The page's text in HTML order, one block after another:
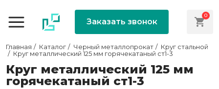
Заказать звонок
0
Главная Каталог Черный металлопрокат
Круг стальной
Круг металлический 125 мм горячекатаный ст1-3
Круг металлический 125 мм
горячекатаный ст1-3